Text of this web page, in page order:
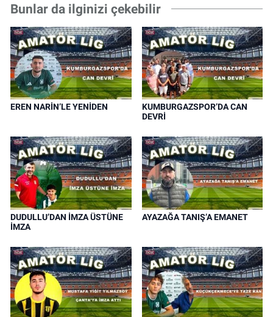
Bunlar da ilginizi çekebilir
EREN NARİN’LE YENİDEN
KUMBURGAZSPOR’DA CAN
DEVRİ
DUDULLU’DAN İMZA ÜSTÜNE
İMZA
AYAZAĞA TANIŞ’A EMANET